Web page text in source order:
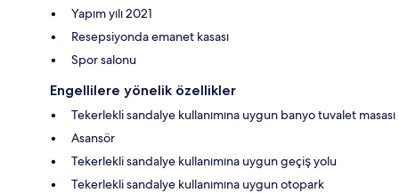
Yapım yılı 2021
Resepsiyonda emanet kasası
Spor salonu
Engellilere yönelik özellikler
Tekerlekli sandalye kullanımına uygun banyo tuvalet masası
Asansör
Tekerlekli sandalye kullanımına uygun geçiş yolu
Tekerlekli sandalye kullanımına uygun otopark